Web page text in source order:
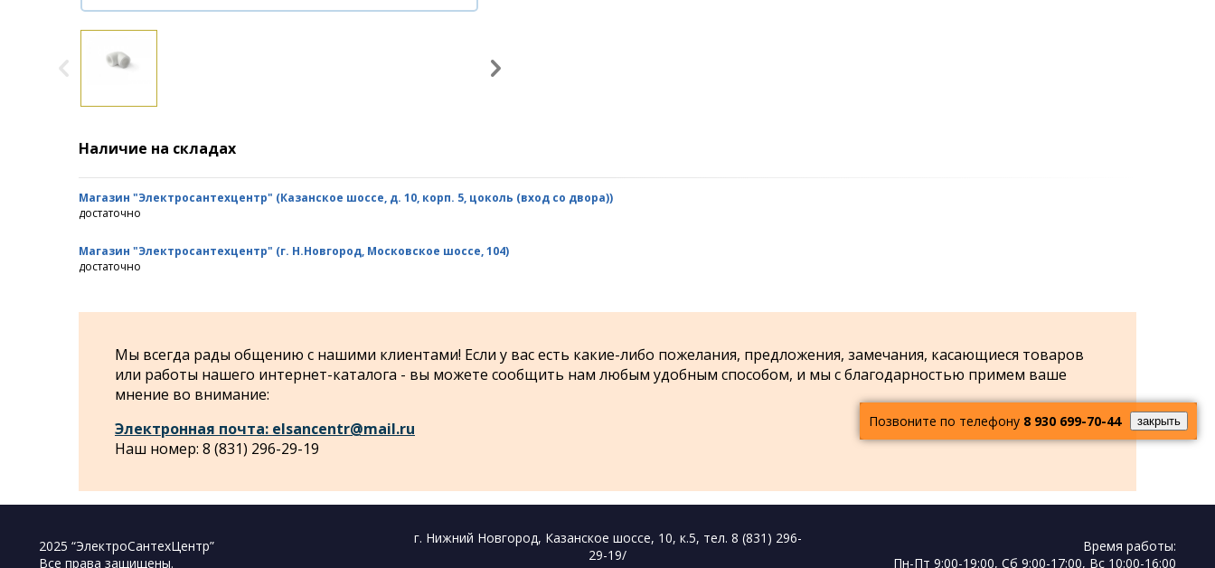
Наличие на складах
Магазин "Электросантехцентр" (Казанское шоссе, д. 10, корп. 5, цоколь (вход со двора))
достаточно
Магазин "Электросантехцентр" (г. Н.Новгород, Московское шоссе, 104)
достаточно
Мы всегда рады общению с нашими клиентами! Если у вас есть какие-либо пожелания, предложения, замечания, касающиеся товаров
или работы нашего интернет-каталога - вы можете сообщить нам любым удобным способом, и мы с благодарностью примем ваше
мнение во внимание:
Электронная почта: elsancentr@mail.ru
Наш номер: 8 (831) 296-29-19
Позвоните по телефону 8 930 699-70-44 закрыть
2025 “ЭлектроСантехЦентр”
Все права защищены.
г. Нижний Новгород, Казанское шоссе, 10, к.5, тел. 8 (831) 296-
29-19/
Время работы:
Пн-Пт 9:00-19:00, Cб 9:00-17:00, Вс 10:00-16:00